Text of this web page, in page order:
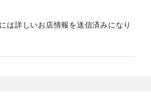
は詳しいお店情報を送信済みになり